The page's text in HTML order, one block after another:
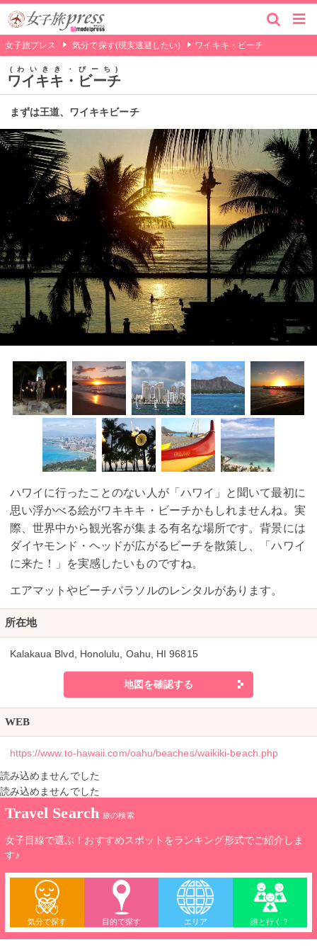
女子旅プレス 気分で探す(現実逃避したい) ワイキキ・ビーチ
ワイキキ・ビーチ
わいきき・びーち
まずは王道、ワイキキビーチ
ハワイに行ったことのない人が「ハワイ」と聞いて最初に
思い浮かべる絵がワキキキ・ビーチかもしれませんね。実
際、世界中から観光客が集まる有名な場所です。背景には
ダイヤモンド・ヘッドが広がるビーチを散策し、「ハワイ
に来た！」を実感したいものですね。
エアマットやビーチパラソルのレンタルがあります。
所在地
Kalakaua Blvd, Honolulu, Oahu, HI 96815
地図を確認する
WEB
https://www.to-hawaii.com/oahu/beaches/waikiki-beach.php
読み込めませんでした
読み込めませんでした
Travel Search 旅の検索
女子目線で選ぶ！おすすめスポットをランキング形式でご紹介しま
す♪
気分で探す 目的で探す エリア 誰と行く？